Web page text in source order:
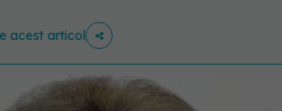
acest articol